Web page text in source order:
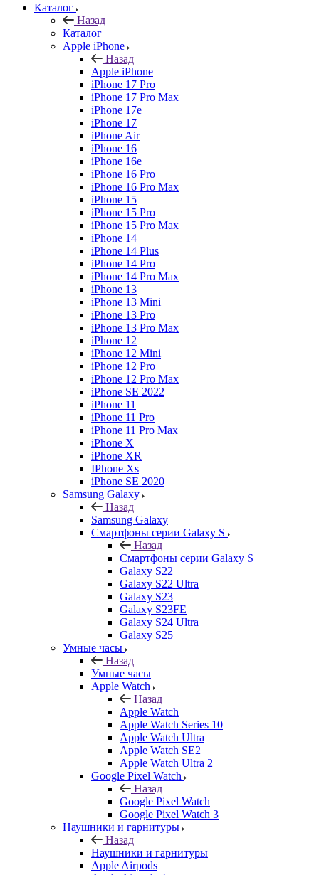
Каталог
Назад
Каталог
Apple iPhone
Назад
Apple iPhone
iPhone 17 Pro
iPhone 17 Pro Max
iPhone 17e
iPhone 17
iPhone Air
iPhone 16
iPhone 16e
iPhone 16 Pro
iPhone 16 Pro Max
iPhone 15
iPhone 15 Pro
iPhone 15 Pro Max
iPhone 14
iPhone 14 Plus
iPhone 14 Pro
iPhone 14 Pro Max
iPhone 13
iPhone 13 Mini
iPhone 13 Pro
iPhone 13 Pro Max
iPhone 12
iPhone 12 Mini
iPhone 12 Pro
iPhone 12 Pro Max
iPhone SE 2022
iPhone 11
iPhone 11 Pro
iPhone 11 Pro Max
iPhone X
iPhone XR
IPhone Xs
iPhone SE 2020
Samsung Galaxy
Назад
Samsung Galaxy
Смартфоны серии Galaxy S
Назад
Смартфоны серии Galaxy S
Galaxy S22
Galaxy S22 Ultra
Galaxy S23
Galaxy S23FE
Galaxy S24 Ultra
Galaxy S25
Умные часы
Назад
Умные часы
Apple Watch
Назад
Apple Watch
Apple Watch Series 10
Apple Watch Ultra
Apple Watch SE2
Apple Watch Ultra 2
Google Pixel Watch
Назад
Google Pixel Watch
Google Pixel Watch 3
Наушники и гарнитуры
Назад
Наушники и гарнитуры
Apple Airpods